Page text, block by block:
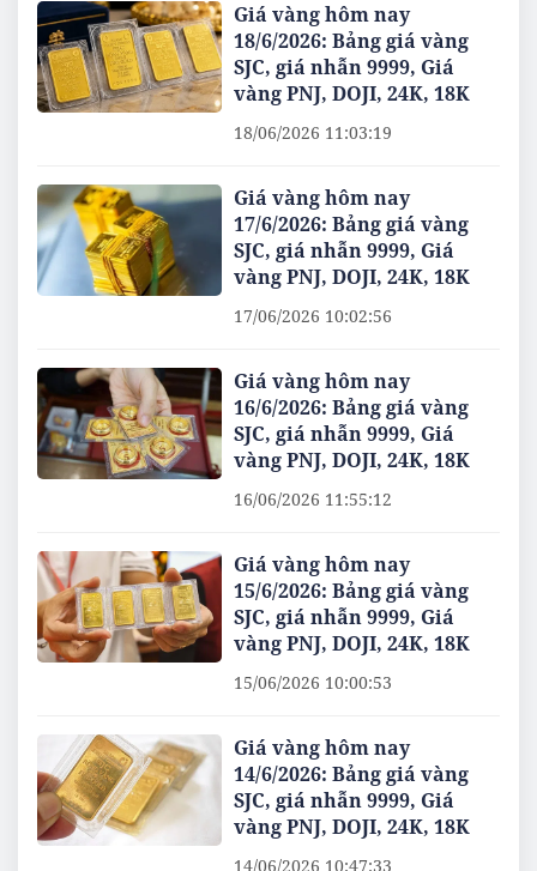
Giá vàng hôm nay
18/6/2026: Bảng giá vàng
SJC, giá nhẫn 9999, Giá
vàng PNJ, DOJI, 24K, 18K
18/06/2026 11:03:19
Giá vàng hôm nay
17/6/2026: Bảng giá vàng
SJC, giá nhẫn 9999, Giá
vàng PNJ, DOJI, 24K, 18K
17/06/2026 10:02:56
Giá vàng hôm nay
16/6/2026: Bảng giá vàng
SJC, giá nhẫn 9999, Giá
vàng PNJ, DOJI, 24K, 18K
16/06/2026 11:55:12
Giá vàng hôm nay
15/6/2026: Bảng giá vàng
SJC, giá nhẫn 9999, Giá
vàng PNJ, DOJI, 24K, 18K
15/06/2026 10:00:53
Giá vàng hôm nay
14/6/2026: Bảng giá vàng
SJC, giá nhẫn 9999, Giá
vàng PNJ, DOJI, 24K, 18K
14/06/2026 10:47:33